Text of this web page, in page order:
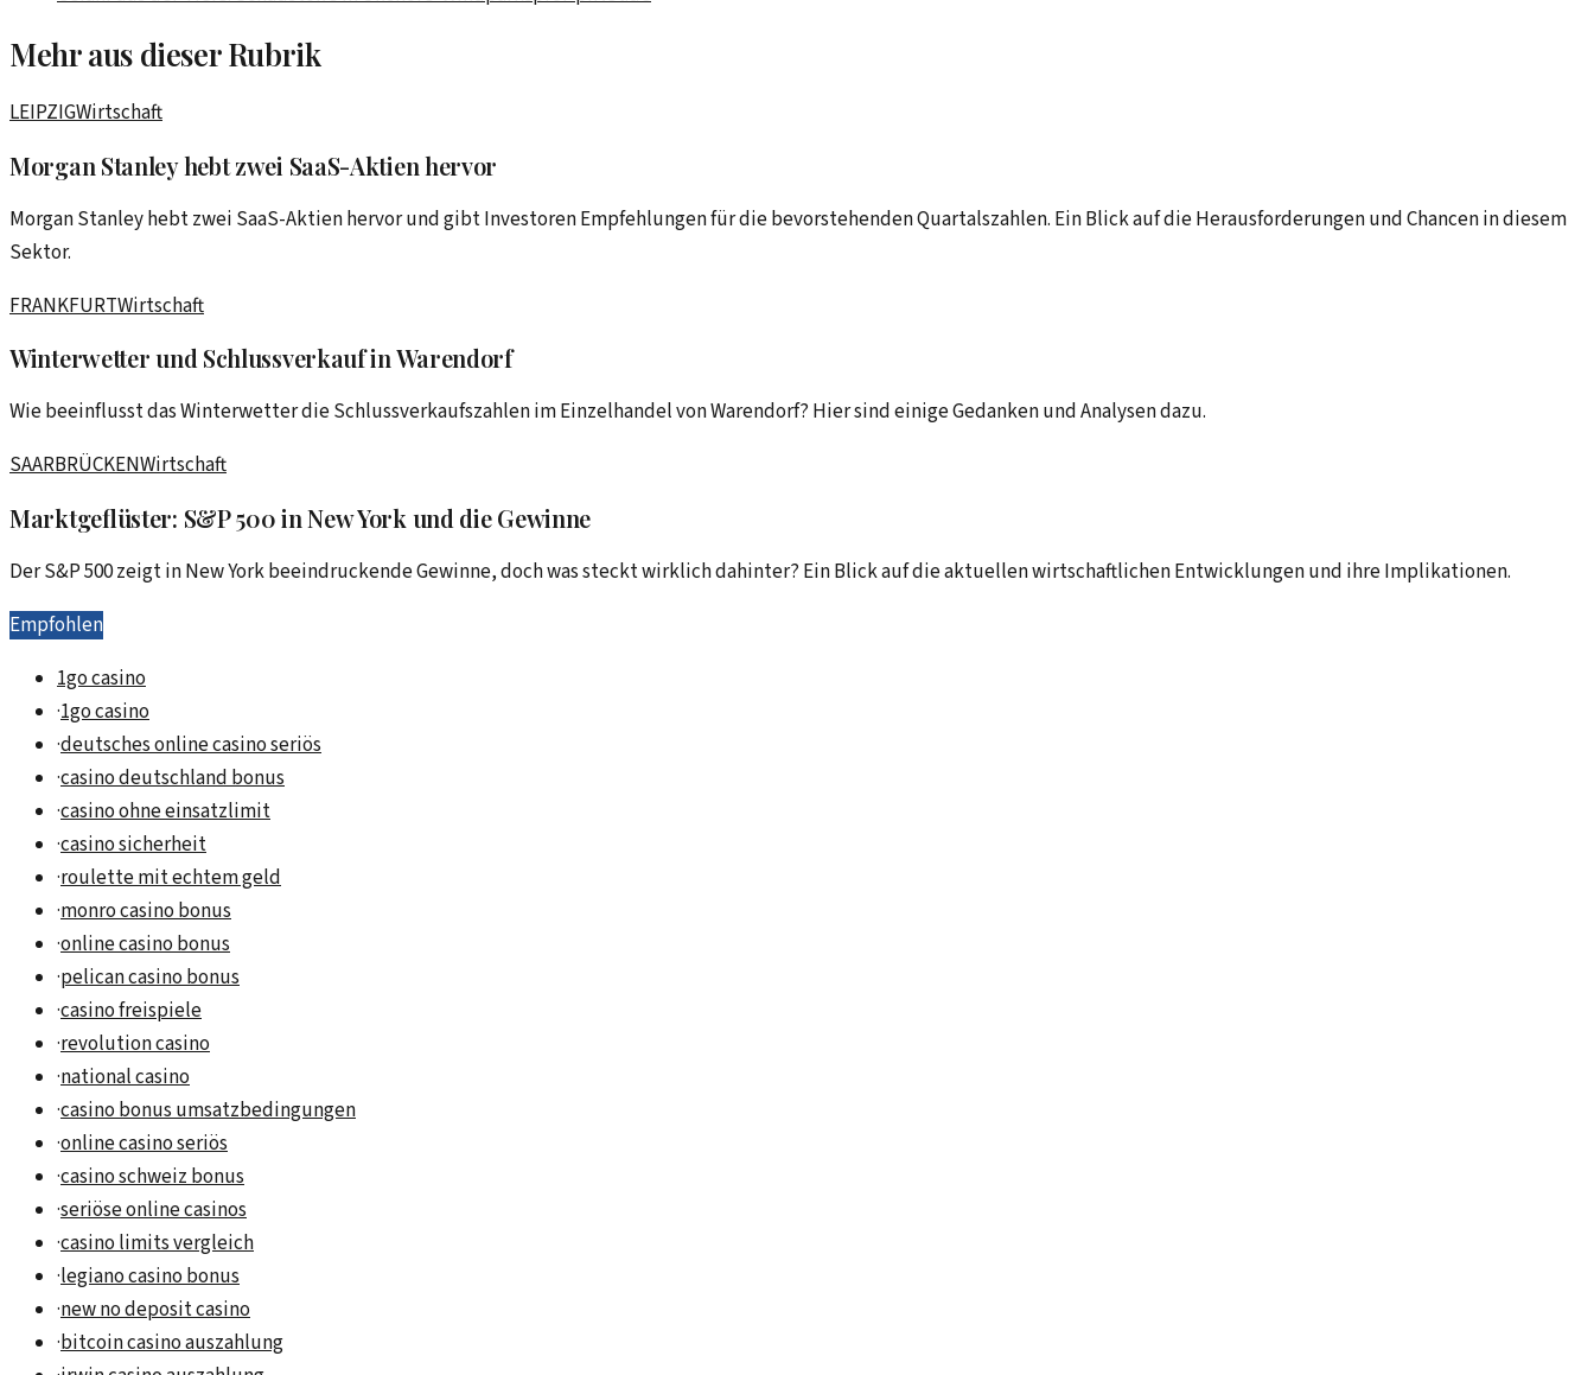
Mehr aus dieser Rubrik
LEIPZIGWirtschaft
Morgan Stanley hebt zwei SaaS-Aktien hervor
Morgan Stanley hebt zwei SaaS-Aktien hervor und gibt Investoren Empfehlungen für die bevorstehenden Quartalszahlen. Ein Blick auf die Herausforderungen und Chancen in diesem
Sektor.
FRANKFURTWirtschaft
Winterwetter und Schlussverkauf in Warendorf
Wie beeinflusst das Winterwetter die Schlussverkaufszahlen im Einzelhandel von Warendorf? Hier sind einige Gedanken und Analysen dazu.
SAARBRÜCKENWirtschaft
Marktgeflüster: S&P 500 in New York und die Gewinne
Der S&P 500 zeigt in New York beeindruckende Gewinne, doch was steckt wirklich dahinter? Ein Blick auf die aktuellen wirtschaftlichen Entwicklungen und ihre Implikationen.
Empfohlen
1go casino
·1go casino
·deutsches online casino seriös
·casino deutschland bonus
·casino ohne einsatzlimit
·casino sicherheit
·roulette mit echtem geld
·monro casino bonus
·online casino bonus
·pelican casino bonus
·casino freispiele
·revolution casino
·national casino
·casino bonus umsatzbedingungen
·online casino seriös
·casino schweiz bonus
·seriöse online casinos
·casino limits vergleich
·legiano casino bonus
·new no deposit casino
·bitcoin casino auszahlung